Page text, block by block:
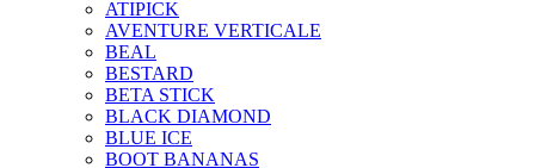
ATIPICK
AVENTURE VERTICALE
BEAL
BESTARD
BETA STICK
BLACK DIAMOND
BLUE ICE
BOOT BANANAS